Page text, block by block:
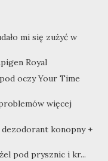
mi się zużyć w
Royal
oczy Your Time
więcej
konopny +
pod prysznic i kr...